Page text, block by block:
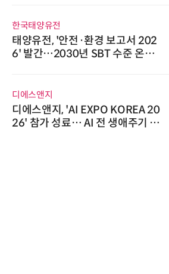
고서 202
준 온실
20
애주기 아
로
시
상